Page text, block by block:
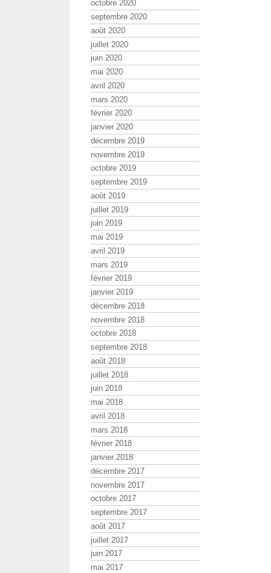
octobre 2020
septembre 2020
août 2020
juillet 2020
juin 2020
mai 2020
avril 2020
mars 2020
février 2020
janvier 2020
décembre 2019
novembre 2019
octobre 2019
septembre 2019
août 2019
juillet 2019
juin 2019
mai 2019
avril 2019
mars 2019
février 2019
janvier 2019
décembre 2018
novembre 2018
octobre 2018
septembre 2018
août 2018
juillet 2018
juin 2018
mai 2018
avril 2018
mars 2018
février 2018
janvier 2018
décembre 2017
novembre 2017
octobre 2017
septembre 2017
août 2017
juillet 2017
juin 2017
mai 2017